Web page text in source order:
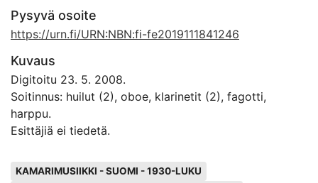
Pysyvä osoite
https://urn.fi/URN:NBN:fi-fe2019111841246
Kuvaus
Digitoitu 23. 5. 2008.
Soitinnus: huilut (2), oboe, klarinetit (2), fagotti,
harppu.
Esittäjiä ei tiedetä.
KAMARIMUSIIKKI - SUOMI - 1930-LUKU